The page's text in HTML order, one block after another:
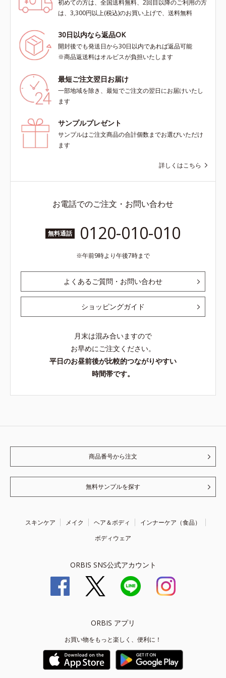
初めての方は、全国送料無料、2回目以降のご利用の方
は、3,300円以上(税込)のお買い上げで、送料無料
30日以内なら返品OK
開封後でも発送日から30日以内であれば返品可能
※商品返送料はオルビスが負担いたします
最短ご注文翌日お届け
一部地域を除き、最短でご注文の翌日にお届けいたし
ます
サンプルプレゼント
サンプルはご注文商品の合計個数までお選びいただけ
ます
詳しくはこちら
お電話でのご注文・お問い合わせ
無料通話 0120-010-010
午前9時より午後7時まで
よくあるご質問・お問い合わせ
ショッピングガイド
月末は混み合いますので
お早めにご注文ください。
平日のお昼前後が比較的つながりやすい
時間帯です。
商品番号から注文
無料サンプルを探す
スキンケア メイク ヘア＆ボディ
インナーケア（食品）
ボディウェア
ORBIS SNS公式アカウント
ORBIS アプリ
お買い物をもっと楽しく、便利に！